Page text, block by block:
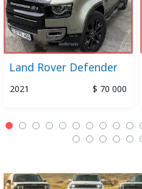
Land Rover Defender
2021 $ 70 000